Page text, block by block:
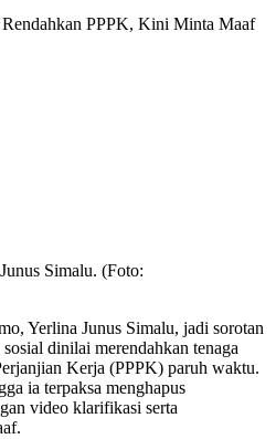
PPPK, Kini Minta Maaf
Simalu. (Foto:
Yerlina Junus Simalu, jadi sorotan
dinilai merendahkan tenaga
Kerja (PPPK) paruh waktu.
ia terpaksa menghapus
video klarifikasi serta